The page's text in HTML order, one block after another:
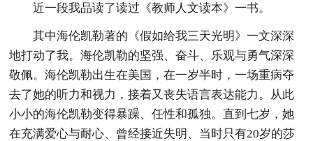
近一段我品读了读过《教师人文读本》一书。
其中海伦凯勒著的《假如给我三天光明》一文深深
地打动了我。海伦凯勒的坚强、奋斗、乐观与勇气深深
敬佩。海伦凯勒出生在美国，在一岁半时，一场重病夺
去了她的听力和视力，接着又丧失语言表达能力。从此
小小的海伦凯勒变得暴躁、任性和孤独。直到七岁，她
在充满爱心与耐心、曾经接近失明、当时只有20岁的莎